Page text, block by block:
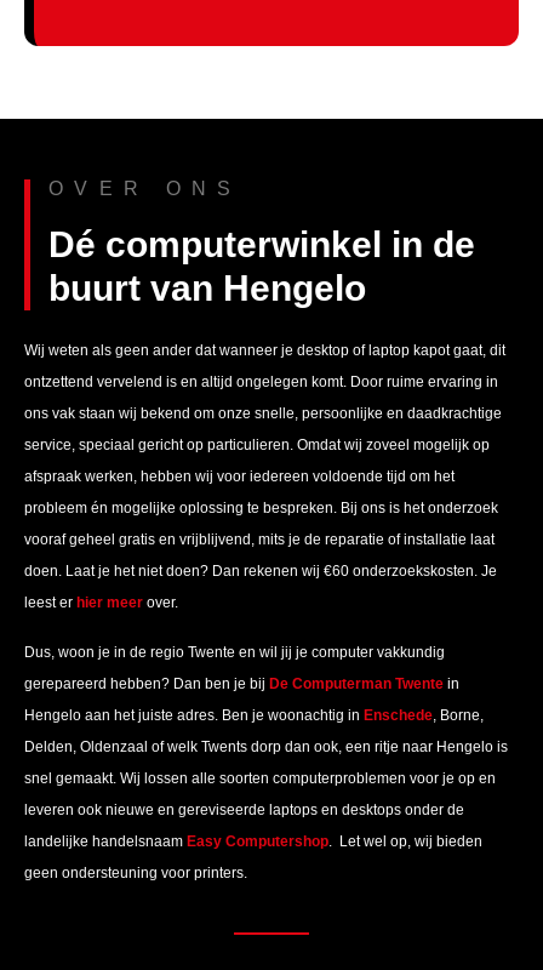
KLIK HIER
OVER ONS
Dé computerwinkel in de
buurt van Hengelo
Wij weten als geen ander dat wanneer je desktop of laptop kapot gaat, dit
ontzettend vervelend is en altijd ongelegen komt. Door ruime ervaring in
ons vak staan wij bekend om onze snelle, persoonlijke en daadkrachtige
service, speciaal gericht op particulieren. Omdat wij zoveel mogelijk op
afspraak werken, hebben wij voor iedereen voldoende tijd om het
probleem én mogelijke oplossing te bespreken. Bij ons is het onderzoek
vooraf geheel gratis en vrijblijvend, mits je de reparatie of installatie laat
doen. Laat je het niet doen? Dan rekenen wij €60 onderzoekskosten. Je
leest er hier meer over.
Dus, woon je in de regio Twente en wil jij je computer vakkundig
gerepareerd hebben? Dan ben je bij De Computerman Twente in
Hengelo aan het juiste adres. Ben je woonachtig in Enschede , Borne,
Delden, Oldenzaal of welk Twents dorp dan ook, een ritje naar Hengelo is
snel gemaakt. Wij lossen alle soorten computerproblemen voor je op en
leveren ook nieuwe en gereviseerde laptops en desktops onder de
landelijke handelsnaam Easy Computershop . Let wel op, wij bieden
geen ondersteuning voor printers.